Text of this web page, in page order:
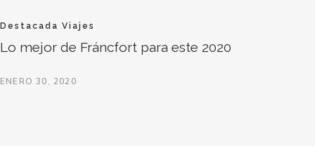
Destacada Viajes
Lo mejor de Fráncfort para este 2020
ENERO 30, 2020